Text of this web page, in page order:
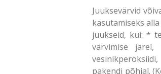
Juuksevärvid
kasutamiseks
juukseid, kui: *
värvimise järel,
pakendi põhjal.